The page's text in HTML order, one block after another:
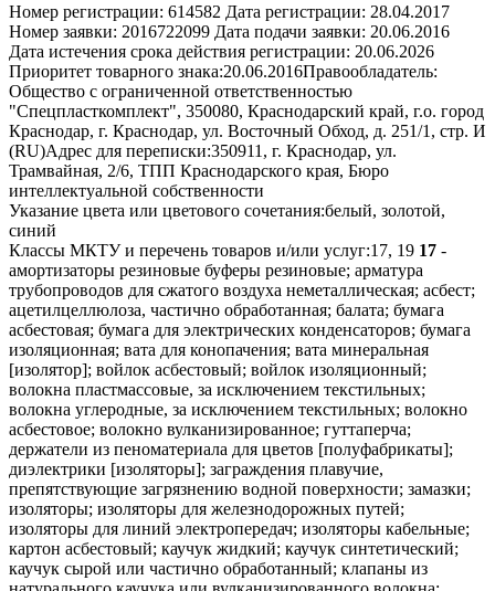
Номер регистрации: 614582 Дата регистрации: 28.04.2017
Номер заявки: 2016722099 Дата подачи заявки: 20.06.2016
Дата истечения срока действия регистрации: 20.06.2026
Приоритет товарного знака:20.06.2016Правообладатель:
Общество с ограниченной ответственностью
"Спецпласткомплект", 350080, Краснодарский край, г.о. город
Краснодар, г. Краснодар, ул. Восточный Обход, д. 251/1, стр. И
(RU)Адрес для переписки:350911, г. Краснодар, ул.
Трамвайная, 2/6, ТПП Краснодарского края, Бюро
интеллектуальной собственности
Указание цвета или цветового сочетания:белый, золотой,
синий
Классы МКТУ и перечень товаров и/или услуг:17, 19 17 -
амортизаторы резиновые буферы резиновые; арматура
трубопроводов для сжатого воздуха неметаллическая; асбест;
ацетилцеллюлоза, частично обработанная; балата; бумага
асбестовая; бумага для электрических конденсаторов; бумага
изоляционная; вата для конопачения; вата минеральная
[изолятор]; войлок асбестовый; войлок изоляционный;
волокна пластмассовые, за исключением текстильных;
волокна углеродные, за исключением текстильных; волокно
асбестовое; волокно вулканизированное; гуттаперча;
держатели из пеноматериала для цветов [полуфабрикаты];
диэлектрики [изоляторы]; заграждения плавучие,
препятствующие загрязнению водной поверхности; замазки;
изоляторы; изоляторы для железнодорожных путей;
изоляторы для линий электропередач; изоляторы кабельные;
картон асбестовый; каучук жидкий; каучук синтетический;
каучук сырой или частично обработанный; клапаны из